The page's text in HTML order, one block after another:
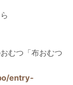
むつ「布おむつ
entry-